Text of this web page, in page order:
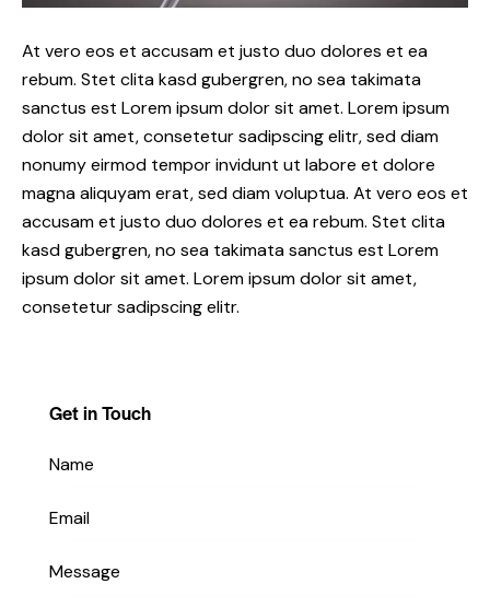
At vero eos et accusam et justo duo dolores et ea
rebum. Stet clita kasd gubergren, no sea takimata
sanctus est Lorem ipsum dolor sit amet. Lorem ipsum
dolor sit amet, consetetur sadipscing elitr, sed diam
nonumy eirmod tempor invidunt ut labore et dolore
magna aliquyam erat, sed diam voluptua. At vero eos et
accusam et justo duo dolores et ea rebum. Stet clita
kasd gubergren, no sea takimata sanctus est Lorem
ipsum dolor sit amet. Lorem ipsum dolor sit amet,
consetetur sadipscing elitr.
Get in Touch